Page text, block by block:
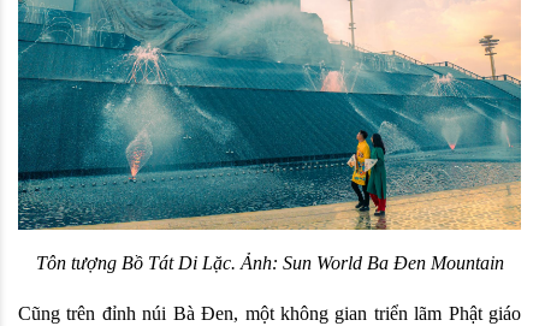
Tôn tượng Bồ Tát Di Lặc. Ảnh: Sun World Ba Đen Mountain
Cũng trên đỉnh núi Bà Đen, một không gian triển lãm Phật giáo